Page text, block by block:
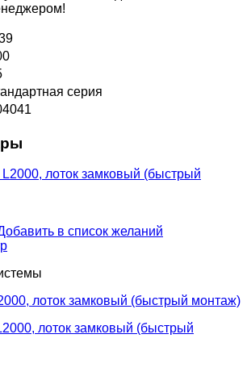
серия
в список желаний
лоток замковый (быстрый монтаж)